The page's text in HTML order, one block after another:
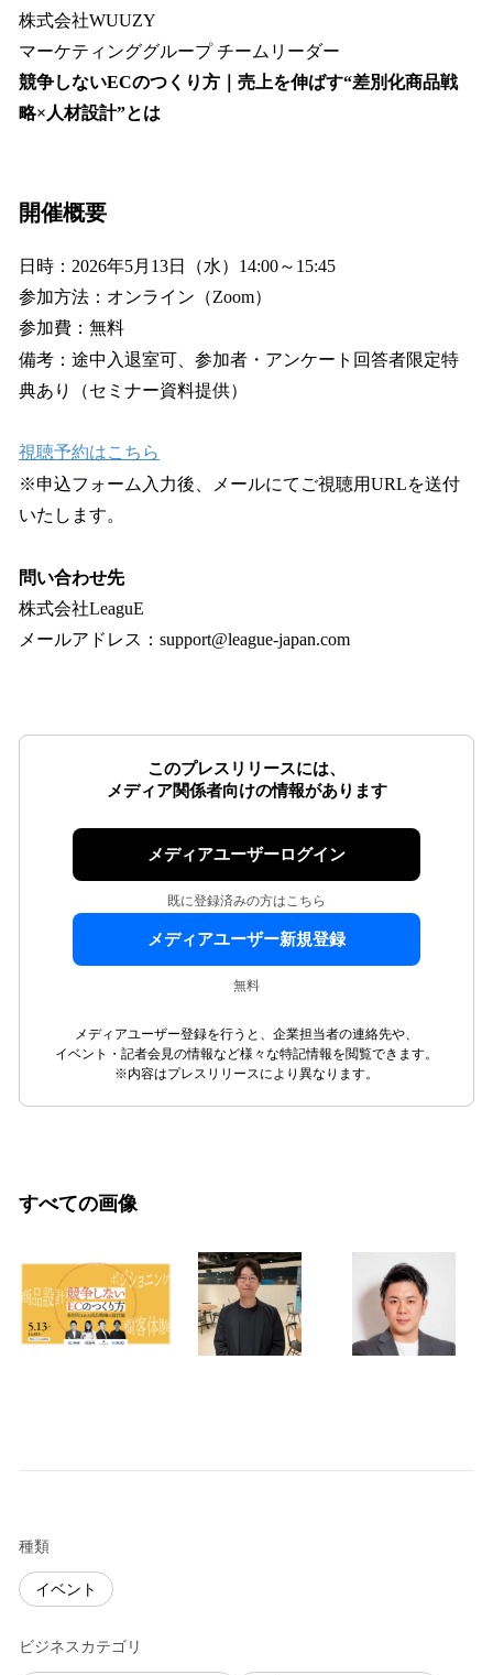
株式会社WUUZY
マーケティンググループ チームリーダー
競争しないECのつくり方｜売上を伸ばす“差別化商品戦
略×人材設計”とは
開催概要
日時：2026年5月13日（水）14:00～15:45
参加方法：オンライン（Zoom）
参加費：無料
備考：途中入退室可、参加者・アンケート回答者限定特
典あり（セミナー資料提供）
視聴予約はこちら
※申込フォーム入力後、メールにてご視聴用URLを送付
いたします。
問い合わせ先
株式会社LeaguE
メールアドレス：support@league-japan.com
このプレスリリースには、
メディア関係者向けの情報があります
メディアユーザーログイン
既に登録済みの方はこちら
メディアユーザー新規登録
無料
メディアユーザー登録を行うと、企業担当者の連絡先や、
イベント・記者会見の情報など様々な特記情報を閲覧できます。
※内容はプレスリリースにより異なります。
すべての画像
種類
イベント
ビジネスカテゴリ